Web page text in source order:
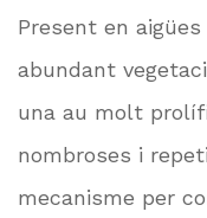
Present en
abundant
una au molt
nombroses i
mecanisme per